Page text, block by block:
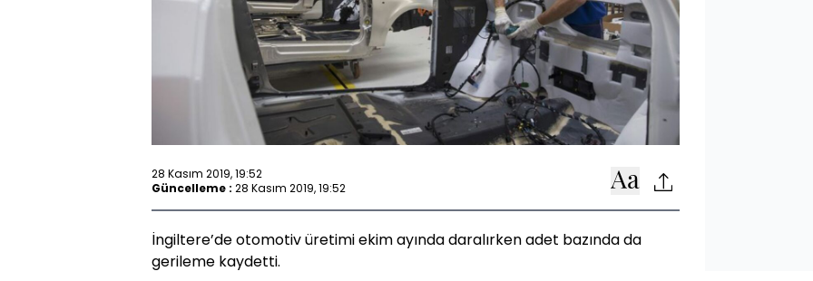
28 Kasım 2019, 19:52
Güncelleme : 28 Kasım 2019, 19:52
İngiltere’de otomotiv üretimi ekim ayında daralırken adet bazında da
gerileme kaydetti.